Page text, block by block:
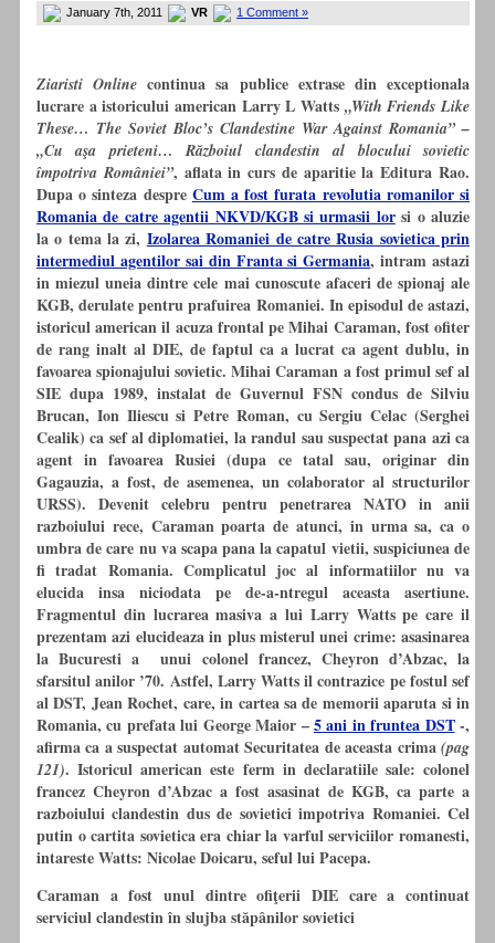
January 7th, 2011 VR 1 Comment »
Ziaristi Online continua sa publice extrase din exceptionala
lucrare a istoricului american Larry L Watts „With Friends Like
These… The Soviet Bloc’s Clandestine War Against Romania” –
„Cu aşa prieteni… Războiul clandestin al blocului sovietic
împotriva României”, aflata in curs de aparitie la Editura Rao.
Dupa o sinteza despre Cum a fost furata revolutia romanilor si
Romania de catre agentii NKVD/KGB si urmasii lorsi o aluzie
la o tema la zi, Izolarea Romaniei de catre Rusia sovietica prin
intermediul agentilor sai din Franta si Germania, intram astazi
in miezul uneia dintre cele mai cunoscute afaceri de spionaj ale
KGB, derulate pentru prafuirea Romaniei. In episodul de astazi,
istoricul american il acuza frontal pe Mihai Caraman, fost ofiter
de rang inalt al DIE, de faptul ca a lucrat ca agent dublu, in
favoarea spionajului sovietic. Mihai Caraman a fost primul sef al
SIE dupa 1989, instalat de Guvernul FSN condus de Silviu
Brucan, Ion Iliescu si Petre Roman, cu Sergiu Celac (Serghei
Cealik) ca sef al diplomatiei, la randul sau suspectat pana azi ca
agent in favoarea Rusiei (dupa ce tatal sau, originar din
Gagauzia, a fost, de asemenea, un colaborator al structurilor
URSS). Devenit celebru pentru penetrarea NATO in anii
razboiului rece, Caraman poarta de atunci, in urma sa, ca o
umbra de care nu va scapa pana la capatul vietii, suspiciunea de
fi tradat Romania. Complicatul joc al informatiilor nu va
elucida insa niciodata pe de-a-ntregul aceasta asertiune.
Fragmentul din lucrarea masiva a lui Larry Watts pe care il
prezentam azi elucideaza in plus misterul unei crime: asasinarea
la Bucuresti a unui colonel francez, Cheyron d’Abzac, la
sfarsitul anilor ’70. Astfel, Larry Watts il contrazice pe fostul sef
al DST, Jean Rochet, care, in cartea sa de memorii aparuta si in
Romania, cu prefata lui George Maior –5 ani in fruntea DST-,
afirma ca a suspectat automat Securitatea de aceasta crima (pag
121). Istoricul american este ferm in declaratiile sale: colonel
francez Cheyron d’Abzac a fost asasinat de KGB, ca parte a
razboiului clandestin dus de sovietici impotriva Romaniei. Cel
putin o cartita sovietica era chiar la varful serviciilor romanesti,
intareste Watts: Nicolae Doicaru, seful lui Pacepa.
Caraman a fost unul dintre ofiţerii DIE care a continuat
serviciul clandestin în slujba stăpânilor sovietici